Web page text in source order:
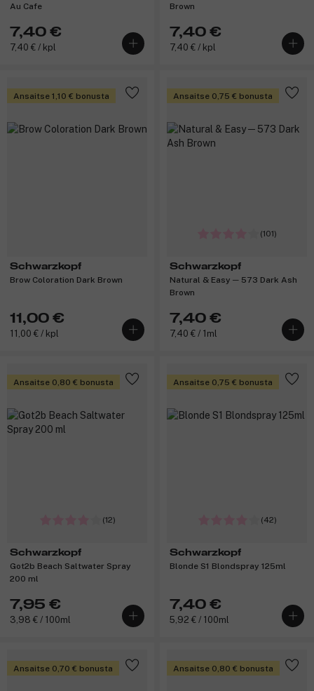
Au Cafe
7,40 €
7,40 € / kpl
Brown
7,40 €
7,40 € / kpl
Ansaitse 1,10 € bonusta
Schwarzkopf
Brow Coloration Dark Brown
11,00 €
11,00 € / kpl
Ansaitse 0,75 € bonusta
(101)
Schwarzkopf
Natural & Easy ─ 573 Dark Ash
Brown
7,40 €
7,40 € / 1ml
Ansaitse 0,80 € bonusta
(12)
Schwarzkopf
Got2b Beach Saltwater Spray
200 ml
7,95 €
3,98 € / 100ml
Ansaitse 0,75 € bonusta
(42)
Schwarzkopf
Blonde S1 Blondspray 125ml
7,40 €
5,92 € / 100ml
Ansaitse 0,70 € bonusta Ansaitse 0,80 € bonusta